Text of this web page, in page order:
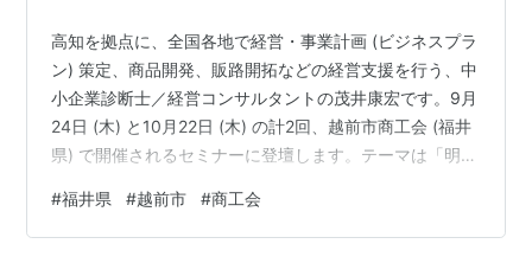
高知を拠点に、全国各地で経営・事業計画 (ビジネスプラ
ン) 策定、商品開発、販路開拓などの経営支援を行う、中
小企業診断士／経営コンサルタントの茂井康宏です。9月
24日 (木) と10月22日 (木) の計2回、越前市商工会 (福井
県) で開催されるセミナーに登壇します。テーマは「明日
者を引き寄せる！『展示会出展ノウハウ』」です。福井
県越前市に伺うのは、約1年ぶりです。越前市商工会では
#福井県 #越前市 #商工会